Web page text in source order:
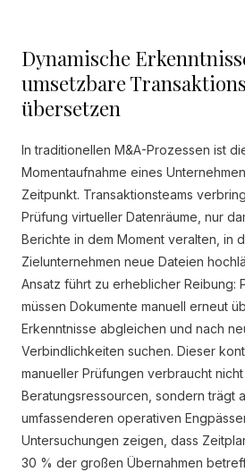
Dynamische
umsetzbare
übersetzen
In traditionellen M&A-Prozessen ist
Momentaufnahme eines
Zeitpunkt. Transaktionsteams
Prüfung virtueller Datenräume, nur
Berichte in dem Moment veralten, in
Zielunternehmen neue Dateien
Ansatz führt zu erheblicher Reibung:
müssen Dokumente manuell erneut
Erkenntnisse abgleichen und nach
Verbindlichkeiten suchen. Dieser
manueller Prüfungen verbraucht
Beratungsressourcen, sondern trägt
umfassenderen operativen
Untersuchungen zeigen, dass
30 % der großen Übernahmen